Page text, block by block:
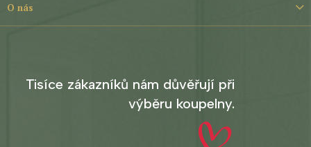
O nás
Tisíce zákazníků nám důvěřují při
výběru koupelny.